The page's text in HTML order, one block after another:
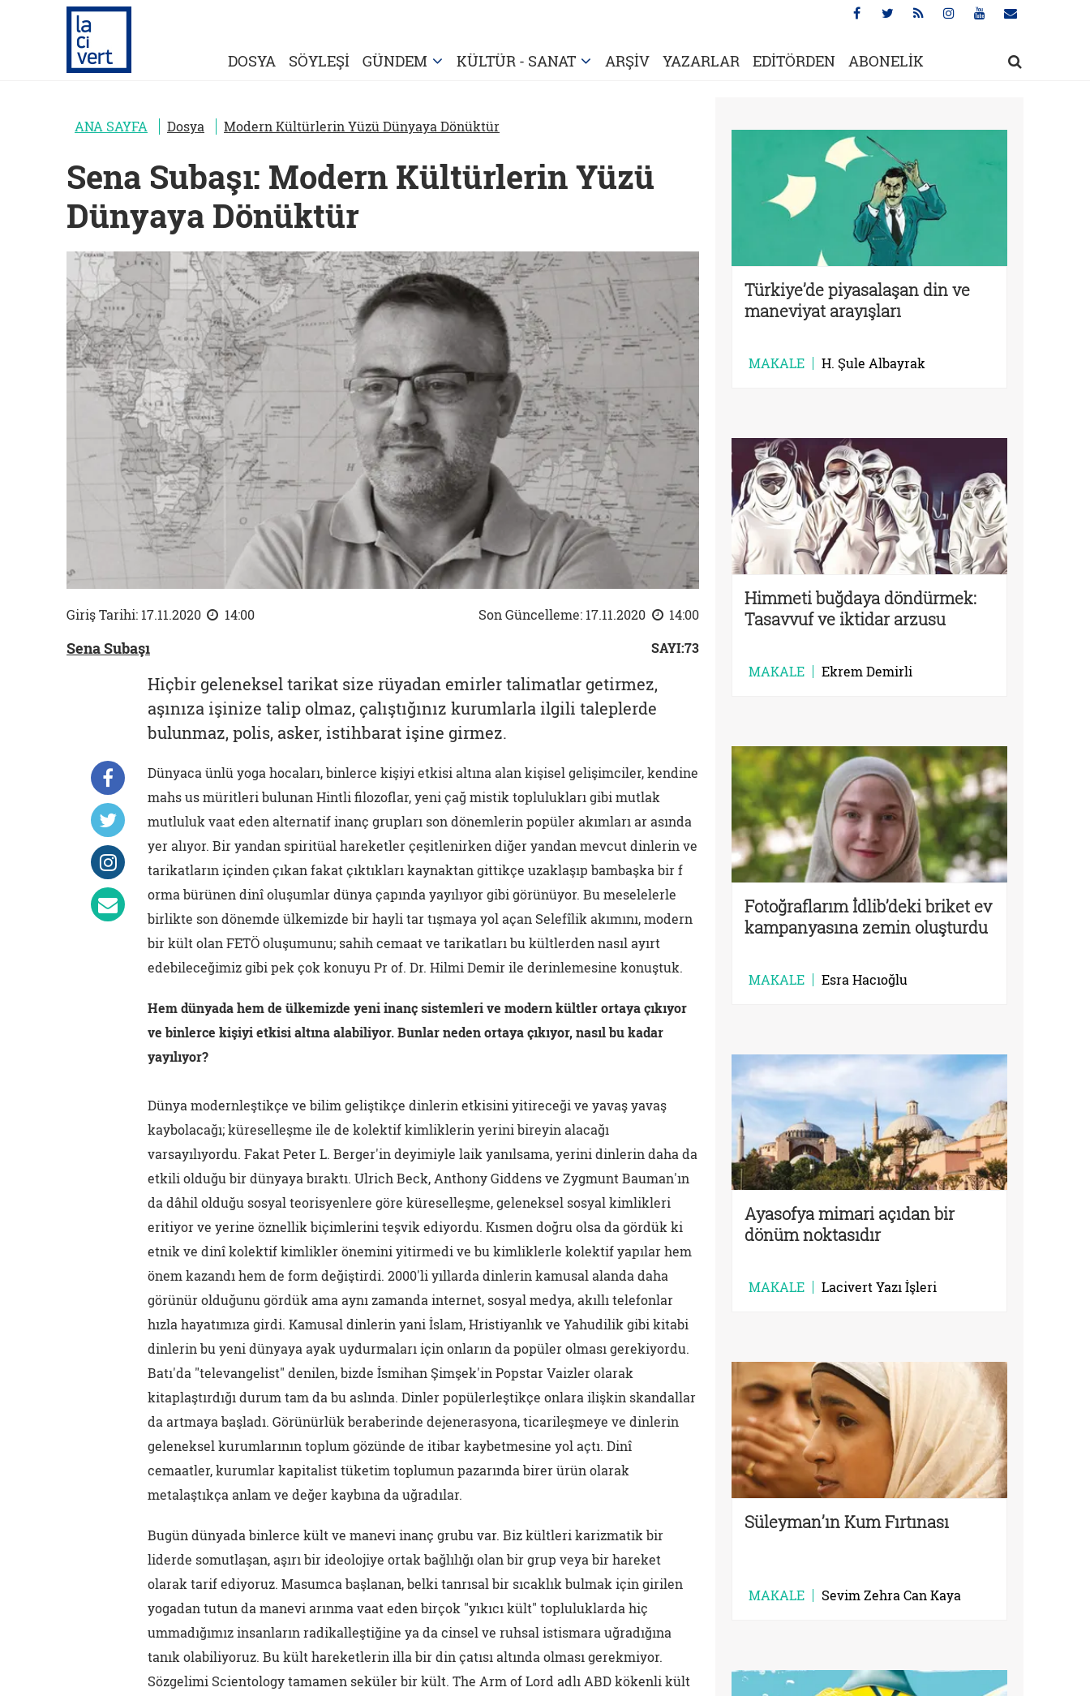
DOSYA SÖYLEŞİ GÜNDEM KÜLTÜR - SANAT ARŞİV YAZARLAR EDİTÖRDEN ABONELİK
ANA SAYFA Dosya Modern Kültürlerin Yüzü Dünyaya Dönüktür
Sena Subaşı: Modern Kültürlerin Yüzü
Dünyaya Dönüktür
Giriş Tarihi: 17.11.2020 14:00 Son Güncelleme: 17.11.2020 14:00
Sena Subaşı SAYI:73
Hiçbir geleneksel tarikat size rüyadan emirler talimatlar getirmez,
aşınıza işinize talip olmaz, çalıştığınız kurumlarla ilgili taleplerde
bulunmaz, polis, asker, istihbarat işine girmez.
Dünyaca ünlü yoga hocaları, binlerce kişiyi etkisi altına alan kişisel gelişimciler, kendine
mahs us müritleri bulunan Hintli filozoflar, yeni çağ mistik toplulukları gibi mutlak
mutluluk vaat eden alternatif inanç grupları son dönemlerin popüler akımları ar asında
yer alıyor. Bir yandan spiritüal hareketler çeşitlenirken diğer yandan mevcut dinlerin ve
tarikatların içinden çıkan fakat çıktıkları kaynaktan gittikçe uzaklaşıp bambaşka bir f
orma bürünen dinî oluşumlar dünya çapında yayılıyor gibi görünüyor. Bu meselelerle
birlikte son dönemde ülkemizde bir hayli tar tışmaya yol açan Selefîlik akımını, modern
bir kült olan FETÖ oluşumunu; sahih cemaat ve tarikatları bu kültlerden nasıl ayırt
edebileceğimiz gibi pek çok konuyu Pr of. Dr. Hilmi Demir ile derinlemesine konuştuk.
Hem dünyada hem de ülkemizde yeni inanç sistemleri ve modern kültler ortaya çıkıyor
ve binlerce kişiyi etkisi altına alabiliyor. Bunlar neden ortaya çıkıyor, nasıl bu kadar
yayılıyor?
Dünya modernleştikçe ve bilim geliştikçe dinlerin etkisini yitireceği ve yavaş yavaş
kaybolacağı; küreselleşme ile de kolektif kimliklerin yerini bireyin alacağı
varsayılıyordu. Fakat Peter L. Berger'in deyimiyle laik yanılsama, yerini dinlerin daha da
etkili olduğu bir dünyaya bıraktı. Ulrich Beck, Anthony Giddens ve Zygmunt Bauman'ın
da dâhil olduğu sosyal teorisyenlere göre küreselleşme, geleneksel sosyal kimlikleri
eritiyor ve yerine öznellik biçimlerini teşvik ediyordu. Kısmen doğru olsa da gördük ki
etnik ve dinî kolektif kimlikler önemini yitirmedi ve bu kimliklerle kolektif yapılar hem
önem kazandı hem de form değiştirdi. 2000'li yıllarda dinlerin kamusal alanda daha
görünür olduğunu gördük ama aynı zamanda internet, sosyal medya, akıllı telefonlar
hızla hayatımıza girdi. Kamusal dinlerin yani İslam, Hristiyanlık ve Yahudilik gibi kitabi
dinlerin bu yeni dünyaya ayak uydurmaları için onların da popüler olması gerekiyordu.
Batı'da "televangelist" denilen, bizde İsmihan Şimşek'in Popstar Vaizler olarak
kitaplaştırdığı durum tam da bu aslında. Dinler popülerleştikçe onlara ilişkin skandallar
da artmaya başladı. Görünürlük beraberinde dejenerasyona, ticarileşmeye ve dinlerin
geleneksel kurumlarının toplum gözünde de itibar kaybetmesine yol açtı. Dinî
cemaatler, kurumlar kapitalist tüketim toplumun pazarında birer ürün olarak
metalaştıkça anlam ve değer kaybına da uğradılar.
Bugün dünyada binlerce kült ve manevi inanç grubu var. Biz kültleri karizmatik bir
liderde somutlaşan, aşırı bir ideolojiye ortak bağlılığı olan bir grup veya bir hareket
olarak tarif ediyoruz. Masumca başlanan, belki tanrısal bir sıcaklık bulmak için girilen
yogadan tutun da manevi arınma vaat eden birçok "yıkıcı kült" topluluklarda hiç
ummadığımız insanların radikalleştiğine ya da cinsel ve ruhsal istismara uğradığına
tanık olabiliyoruz. Bu kült hareketlerin illa bir din çatısı altında olması gerekmiyor.
Sözgelimi Scientology tamamen seküler bir kült. The Arm of Lord adlı ABD kökenli kült
Türkiye’de piyasalaşan din ve
maneviyat arayışları
MAKALE H. Şule Albayrak
Himmeti buğdaya döndürmek:
Tasavvuf ve iktidar arzusu
MAKALE Ekrem Demirli
Fotoğraflarım İdlib’deki briket ev
kampanyasına zemin oluşturdu
MAKALE Esra Hacıoğlu
Ayasofya mimari açıdan bir
dönüm noktasıdır
MAKALE Lacivert Yazı İşleri
Süleyman’ın Kum Fırtınası
MAKALE Sevim Zehra Can Kaya